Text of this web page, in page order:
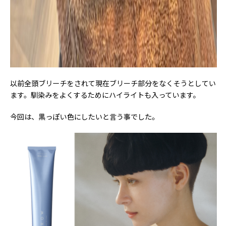
以前全頭ブリーチをされて現在ブリーチ部分をなくそうとしてい
ます。馴染みをよくするためにハイライトも入っています。
今回は、黒っぽい色にしたいと言う事でした。